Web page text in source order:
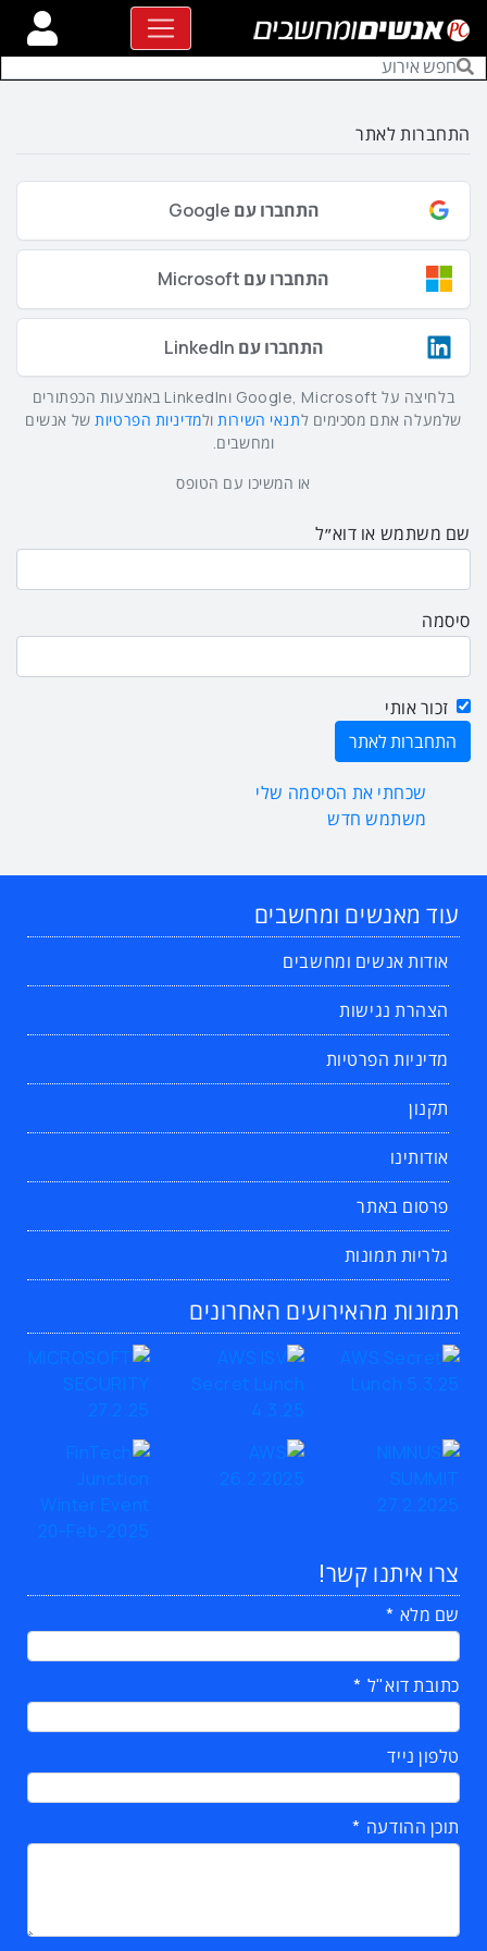
התחברות לאתר
התחברו עם Google
התחברו עם Microsoft
התחברו עם LinkedIn
בלחיצה על Google, Microsoft וLinkedIn באמצעות הכפתורים
שלמעלה אתם מסכימים לתנאי השירותולמדיניות הפרטיותשל אנשים
ומחשבים.
או המשיכו עם הטופס
שם משתמש או דוא״ל
סיסמה
זכור אותי
שכחתי את הסיסמה שלי
משתמש חדש
עוד מאנשים ומחשבים
אודות אנשים ומחשבים
הצהרת נגישות
מדיניות הפרטיות
תקנון
אודותינו
פרסום באתר
גלריות תמונות
תמונות מהאירועים האחרונים
צרו איתנו קשר!
שם מלא
כתובת דוא"ל
טלפון נייד
תוכן ההודעה